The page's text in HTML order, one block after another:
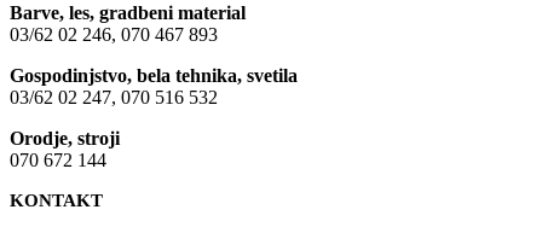
Barve, les, gradbeni material
03/62 02 246, 070 467 893
Gospodinjstvo, bela tehnika, svetila
03/62 02 247, 070 516 532
Orodje, stroji
070 672 144
KONTAKT